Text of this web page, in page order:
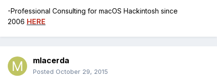
-Professional Consulting for macOS Hackintosh since
2006 HERE
mlacerda
Posted October 29, 2015